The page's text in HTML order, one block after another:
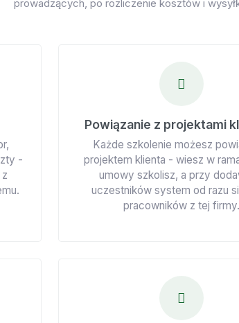
prowadzących, po rozliczenie kosztów i
-
Powiązanie z projektami
Każde szkolenie możesz
projektem klienta - wiesz w
umowy szkolisz, a przy
uczestników system od razu
pracowników z tej firmy.